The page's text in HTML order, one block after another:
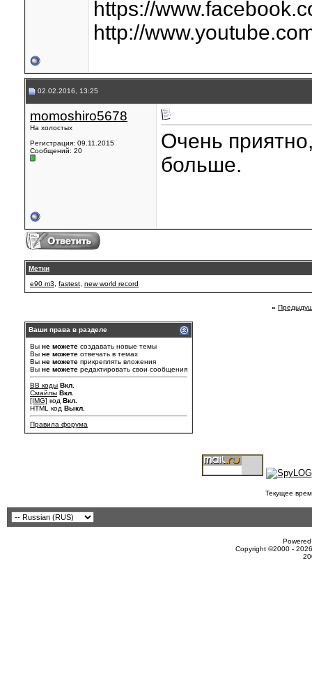
https://
http://
02.02.2016, 13:25
momoshiro5678
На холостых
Регистрация: 09.11.2015
Сообщений: 20
Очень
больше.
Метки
e90 m3
fastest new world record
«
Ваши права в разделе
Вы не можете создавать новые темы
Вы не можете отвечать в темах
Вы не можете прикреплять вложения
Вы не можете редактировать свои сообщения
BB коды Вкл.
Смайлы Вкл.
[IMG] код Вкл.
HTML код Выкл.
Правила форума
Текущее
Copyright ©2000 -